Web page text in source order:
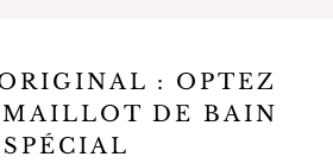
: OPTEZ
DE BAIN
SPÉCIAL